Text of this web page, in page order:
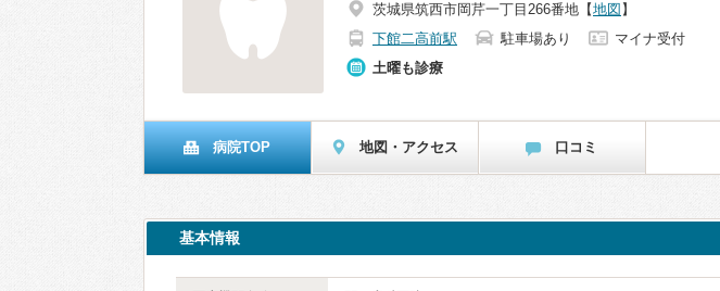
茨城県筑西市岡芹一丁目266番地 【地図 】
下館二高前駅
駐車場あり
マイナ受付
土曜も診療
病院TOP 地図・アクセス 口コミ
基本情報